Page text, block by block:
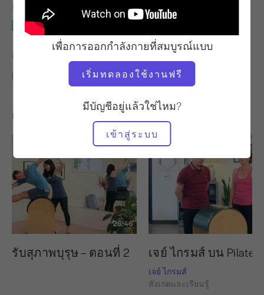
เพื่อการออกกำลังกายที่สมบูรณ์แบบ
เริ่มทดลองใช้งานฟรี
มีบัญชีอยู่แล้วใช่ไหม?
เข้าสู่ระบบ
อุปกรณ์ที่ต้องใช้
บันไดถัง
ค้นหาชั้นเรียนที่คล้ายคลึงกันสำหรับ
บันไดถัง
การออกกำลังกายอื่น ๆ ที่คุณอาจชอบ
26:46
รับสุภาพบุรุษ – ตอนที่ 2 เจย์ ไกรมส์ บน
เจย์ ไกรมส์
สังเกตและเรียนรู้